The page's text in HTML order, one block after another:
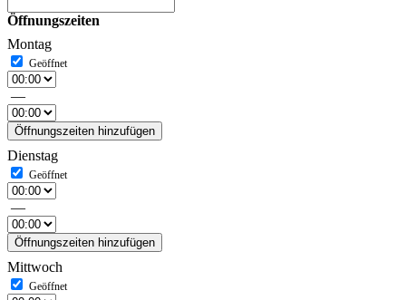
Öffnungszeiten
Montag
—
Öffnungszeiten hinzufügen
Dienstag
—
Öffnungszeiten hinzufügen
Mittwoch